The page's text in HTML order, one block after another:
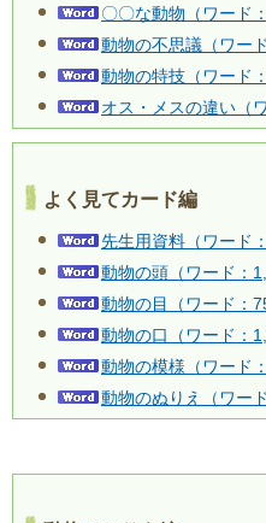
〇〇な動物（ワード
動物の不思議（ワー
動物の特技（ワード
オス・メスの違い（
よく見てカード編
先生用資料（ワード
動物の頭（ワード：
動物の目（ワード：
動物の口（ワード：
動物の模様（ワード
動物のぬりえ（ワー